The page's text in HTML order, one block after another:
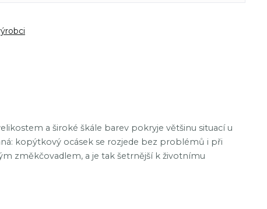
a široké škále barev pokryje většinu situací u
kopýtkový ocásek se rozjede bez problémů i při
změkčovadlem, a je tak šetrnější k životnímu